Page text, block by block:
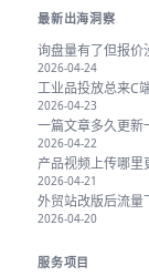
最新出海洞察
询盘量有了但报
2026-04-24
工业品投放总来C
2026-04-23
一篇文章多久更新
2026-04-22
产品视频上传哪里
2026-04-21
外贸站改版后流量
2026-04-20
服务项目